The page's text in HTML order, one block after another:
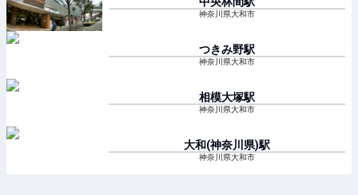
神奈川県大和市
つきみ野駅
神奈川県大和市
相模大塚駅
神奈川県大和市
大和(神奈川県)駅
神奈川県大和市